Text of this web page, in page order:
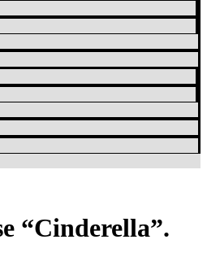
“Cinderella”.